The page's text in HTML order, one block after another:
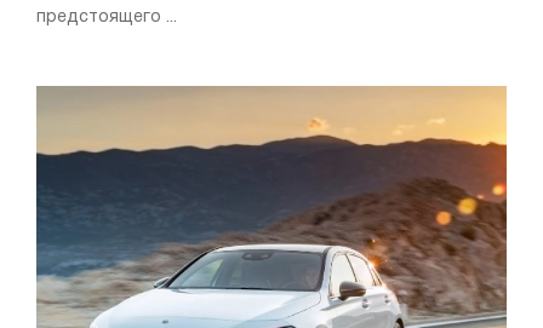
предстоящего ...